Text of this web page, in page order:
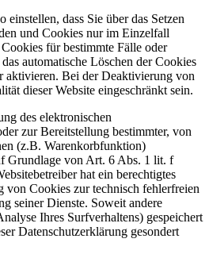
einstellen, dass Sie über das Setzen
und Cookies nur im Einzelfall
für bestimmte Fälle oder
automatische Löschen der Cookies
aktivieren. Bei der Deaktivierung von
dieser Website eingeschränkt sein.
des elektronischen
zur Bereitstellung bestimmter, von
(z.B. Warenkorbfunktion)
Grundlage von Art. 6 Abs. 1 lit. f
hat ein berechtigtes
von Cookies zur technisch fehlerfreien
seiner Dienste. Soweit andere
Ihres Surfverhaltens) gespeichert
Datenschutzerklärung gesondert